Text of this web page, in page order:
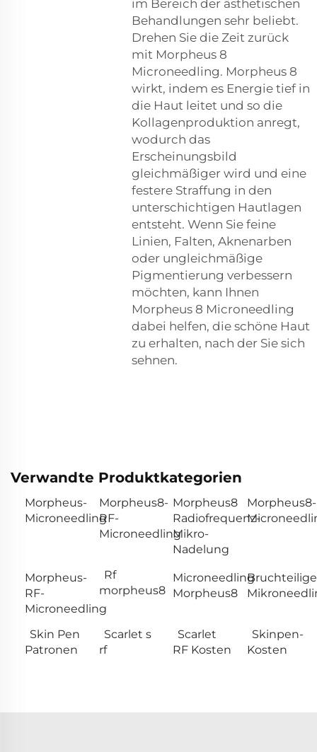
im Bereich der ästhetischen
Behandlungen sehr beliebt.
Drehen Sie die Zeit zurück
mit Morpheus 8
Microneedling. Morpheus 8
wirkt, indem es Energie tief in
die Haut leitet und so die
Kollagenproduktion anregt,
wodurch das
Erscheinungsbild
gleichmäßiger wird und eine
festere Straffung in den
unterschichtigen Hautlagen
entsteht. Wenn Sie feine
Linien, Falten, Aknenarben
oder ungleichmäßige
Pigmentierung verbessern
möchten, kann Ihnen
Morpheus 8 Microneedling
dabei helfen, die schöne Haut
zu erhalten, nach der Sie sich
sehnen.
Verwandte Produktkategorien
Morpheus-
Microneedling
Morpheus8-
RF-
Microneedling
Morpheus8
Radiofrequenz-
Mikro-
Nadelung
Morpheus8-
Morpheus-
RF-
Microneedling
Rf
morpheus8
Microneedling
Morpheus8
Skin Pen
Patronen
Scarlet s
rf
Scarlet
RF Kosten
Skinpen-
Kosten